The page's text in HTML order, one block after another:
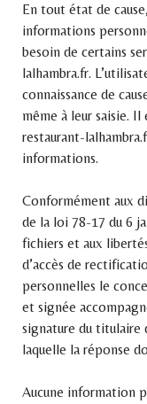
En tout état de
informations
besoin de certains
lalhambra.fr.
connaissance de
même à leur saisie.
restaurant-
informations.
Conformément aux
de la loi 78-17 du 6
fichiers et aux
d’accès de
personnelles le
et signée
signature du titulaire
laquelle la réponse
Aucune information